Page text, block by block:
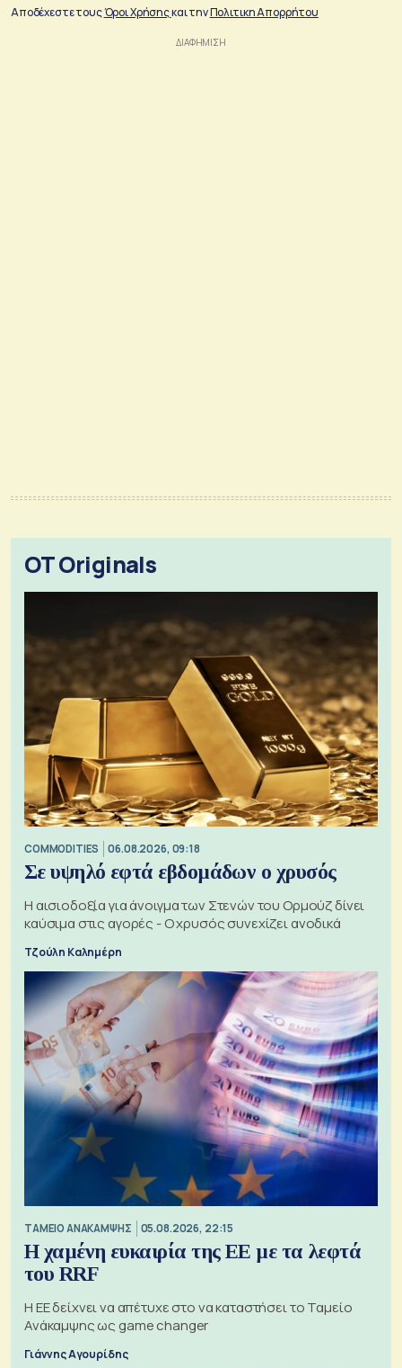
Αποδέχεστε τουςΌροι Χρήσηςκαι τηνΠολιτικη Απορρήτου
OT Originals
COMMODITIES 06.08.2026, 09:18
Σε υψηλό εφτά εβδομάδων ο χρυσός
Η αισιοδοξία για άνοιγμα των Στενών του Ορμούζ δίνει
καύσιμα στις αγορές - Ο χρυσός συνεχίζει ανοδικά
Τζούλη Καλημέρη
ΤΑΜΕΙΟ ΑΝΑΚΑΜΨΗΣ 05.08.2026, 22:15
Η χαμένη ευκαιρία της ΕΕ με τα λεφτά
του RRF
Η ΕΕ δείχνει να απέτυχε στο να καταστήσει το Ταμείο
Ανάκαμψης ως game changer
Γιάννης Αγουρίδης